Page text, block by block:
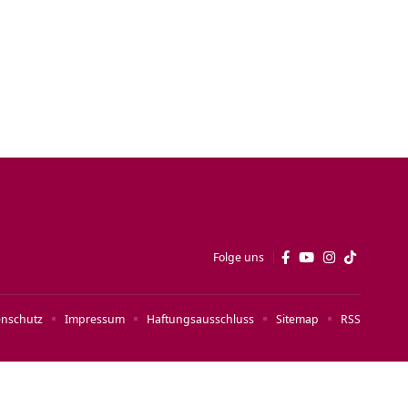
Folge uns
Impressum Haftungsausschluss Sitemap RSS